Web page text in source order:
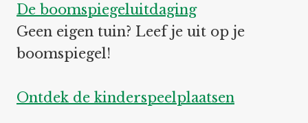
De boomspiegeluitdaging
Geen eigen tuin? Leef je uit op je
boomspiegel!
Ontdek de kinderspeelplaatsen